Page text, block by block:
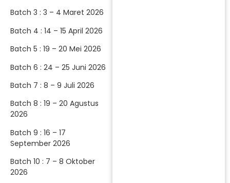
Batch 3 : 3 – 4 Maret 2026
Batch 4 : 14 – 15 April 2026
Batch 5 : 19 – 20 Mei 2026
Batch 6 : 24 – 25 Juni 2026
Batch 7 : 8 – 9 Juli 2026
Batch 8 : 19 – 20 Agustus
2026
Batch 9 : 16 – 17
September 2026
Batch 10 : 7 – 8 Oktober
2026